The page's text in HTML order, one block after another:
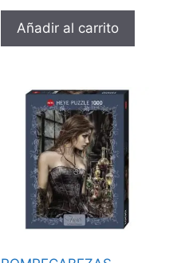
Añadir al carrito